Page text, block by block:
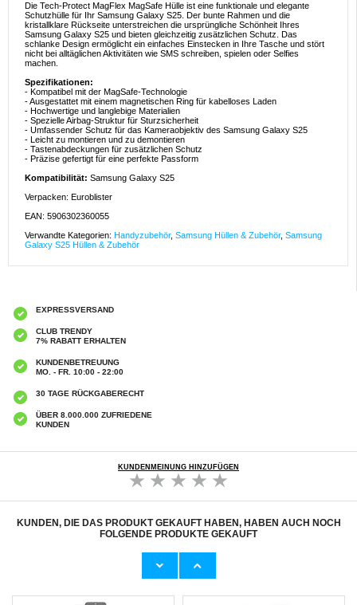
Die Tech-Protect MagFlex MagSafe Hülle ist eine funktionale und elegante
Schutzhülle für Ihr Samsung Galaxy S25. Der bunte Rahmen und die
kristallklare Rückseite unterstreichen die ursprüngliche Schönheit Ihres
Samsung Galaxy S25 und bieten gleichzeitig zusätzlichen Schutz. Das
schlanke Design ermöglicht ein einfaches Einstecken in Ihre Tasche und stört
nicht bei alltäglichen Aktivitäten wie SMS schreiben, spielen oder Selfies
machen.
Spezifikationen:
- Kompatibel mit der MagSafe-Technologie
- Ausgestattet mit einem magnetischen Ring für kabelloses Laden
- Hochwertige und langlebige Materialien
- Spezielle Airbag-Struktur für Sturzsicherheit
- Umfassender Schutz für das Kameraobjektiv des Samsung Galaxy S25
- Leicht zu montieren und zu demontieren
- Tastenabdeckungen für zusätzlichen Schutz
- Präzise gefertigt für eine perfekte Passform
Kompatibilität: Samsung Galaxy S25
Verpacken: Euroblister
EAN: 5906302360055
Verwandte Kategorien: Handyzubehör, Samsung Hüllen & Zubehör, Samsung
Galaxy S25 Hüllen & Zubehör
EXPRESSVERSAND
CLUB TRENDY
7% RABATT ERHALTEN
KUNDENBETREUUNG
MO. - FR. 10:00 - 22:00
30 TAGE RÜCKGABERECHT
ÜBER 8.000.000 ZUFRIEDENE
KUNDEN
KUNDENMEINUNG HINZUFÜGEN
KUNDEN, DIE DAS PRODUKT GEKAUFT HABEN, HABEN AUCH NOCH
FOLGENDE PRODUKTE GEKAUFT
Samsung Galaxy S25 Panzerglas - Case
Samsung Galaxy S25 PanzerGlass Ultra-